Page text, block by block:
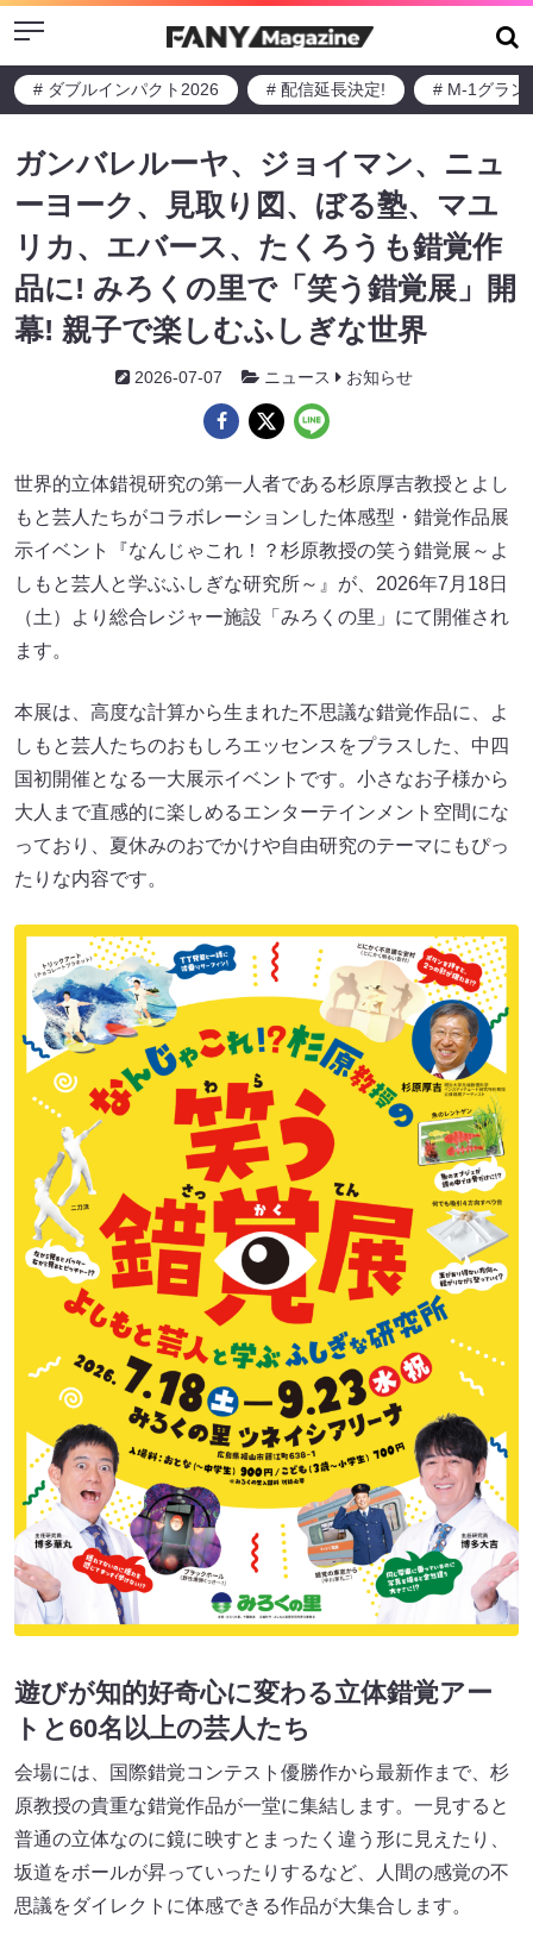
Menu
# ダブルインパクト2026 # 配信延長決定! # M-1グラン
ガンバレルーヤ、ジョイマン、ニュ
ーヨーク、見取り図、ぼる塾、マユ
リカ、エバース、たくろうも錯覚作
品に! みろくの里で「笑う錯覚展」開
幕! 親子で楽しむふしぎな世界
2026-07-07 ニュース お知らせ
世界的立体錯視研究の第一人者である杉原厚吉教授とよし
もと芸人たちがコラボレーションした体感型・錯覚作品展
示イベント『なんじゃこれ！？杉原教授の笑う錯覚展～よ
しもと芸人と学ぶふしぎな研究所～』が、2026年7月18日
（土）より総合レジャー施設「みろくの里」にて開催され
ます。
本展は、高度な計算から生まれた不思議な錯覚作品に、よ
しもと芸人たちのおもしろエッセンスをプラスした、中四
国初開催となる一大展示イベントです。小さなお子様から
大人まで直感的に楽しめるエンターテインメント空間にな
っており、夏休みのおでかけや自由研究のテーマにもぴっ
たりな内容です。
遊びが知的好奇心に変わる立体錯覚アー
トと60名以上の芸人たち
会場には、国際錯覚コンテスト優勝作から最新作まで、杉
原教授の貴重な錯覚作品が一堂に集結します。一見すると
普通の立体なのに鏡に映すとまったく違う形に見えたり、
坂道をボールが昇っていったりするなど、人間の感覚の不
思議をダイレクトに体感できる作品が大集合します。